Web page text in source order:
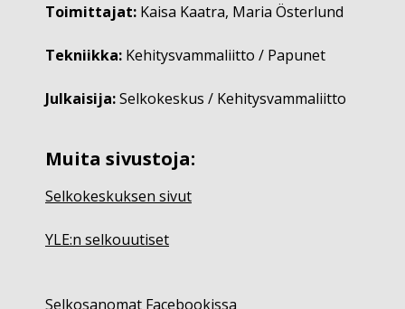
Toimittajat: Kaisa Kaatra, Maria Österlund
Tekniikka: Kehitysvammaliitto / Papunet
Julkaisija:Selkokeskus / Kehitysvammaliitto
Muita sivustoja:
Selkokeskuksen sivut
YLE:n selkouutiset
Selkosanomat Facebookissa